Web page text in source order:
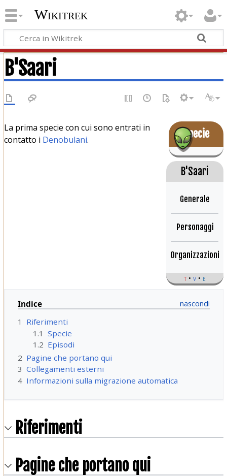
Wikitrek
B'Saari
Specie
B'Saari
Generale
Personaggi
Organizzazioni
t v e
La prima specie con cui sono entrati in
contatto i Denobulani.
Indice
1
Riferimenti
1.1
Specie
1.2 Episodi
2 Pagine che portano qui
3 Collegamenti esterni
4 Informazioni sulla migrazione automatica
Riferimenti
Pagine che portano qui